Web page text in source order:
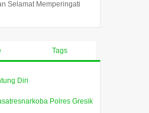
Selamat Memperingati
Tags
Diri
Polres Gresik